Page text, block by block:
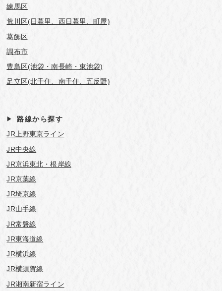
練馬区
荒川区(日暮里、西日暮里、町屋)
葛飾区
調布市
豊島区(池袋・南長崎・東池袋)
足立区(北千住、南千住、五反野)
路線から探す
JR上野東京ライン
JR中央線
JR京浜東北・根岸線
JR京葉線
JR埼京線
JR山手線
JR常磐線
JR東海道線
JR横浜線
JR横須賀線
JR湘南新宿ライン